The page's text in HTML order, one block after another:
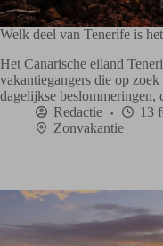
Welk deel van Tenerife is
Het Canarische eiland
vakantiegangers die op
dagelijkse beslommeringen,
Redactie
13
Zonvakantie